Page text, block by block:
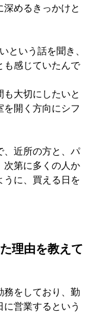
めるきっかけと
という話を聞き、
も感じていたんで
大切にしたいと
を開く方向にシフ
、近所の方と、パ
次第に多くの人か
うに、買える日を
理由を教えて
務をしており、勤
営業するという